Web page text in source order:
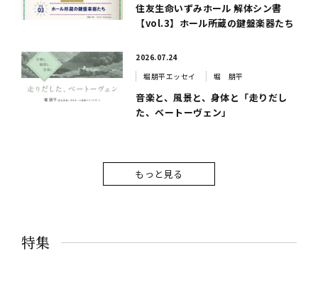
住友生命いずみホール 解体シン書
【vol.3】ホール所蔵の鍵盤楽器たち
2026.07.24
堀朋平エッセイ
堀 朋平
音楽と、風景と、身体と「走りだし
た、ベートーヴェン」
もっと見る
特集